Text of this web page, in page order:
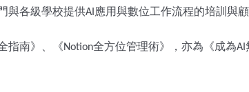
與各級學校提供AI 應用與數位工作流程的培訓與
指南》、《Notion全方位管理術》，亦為《成為AI